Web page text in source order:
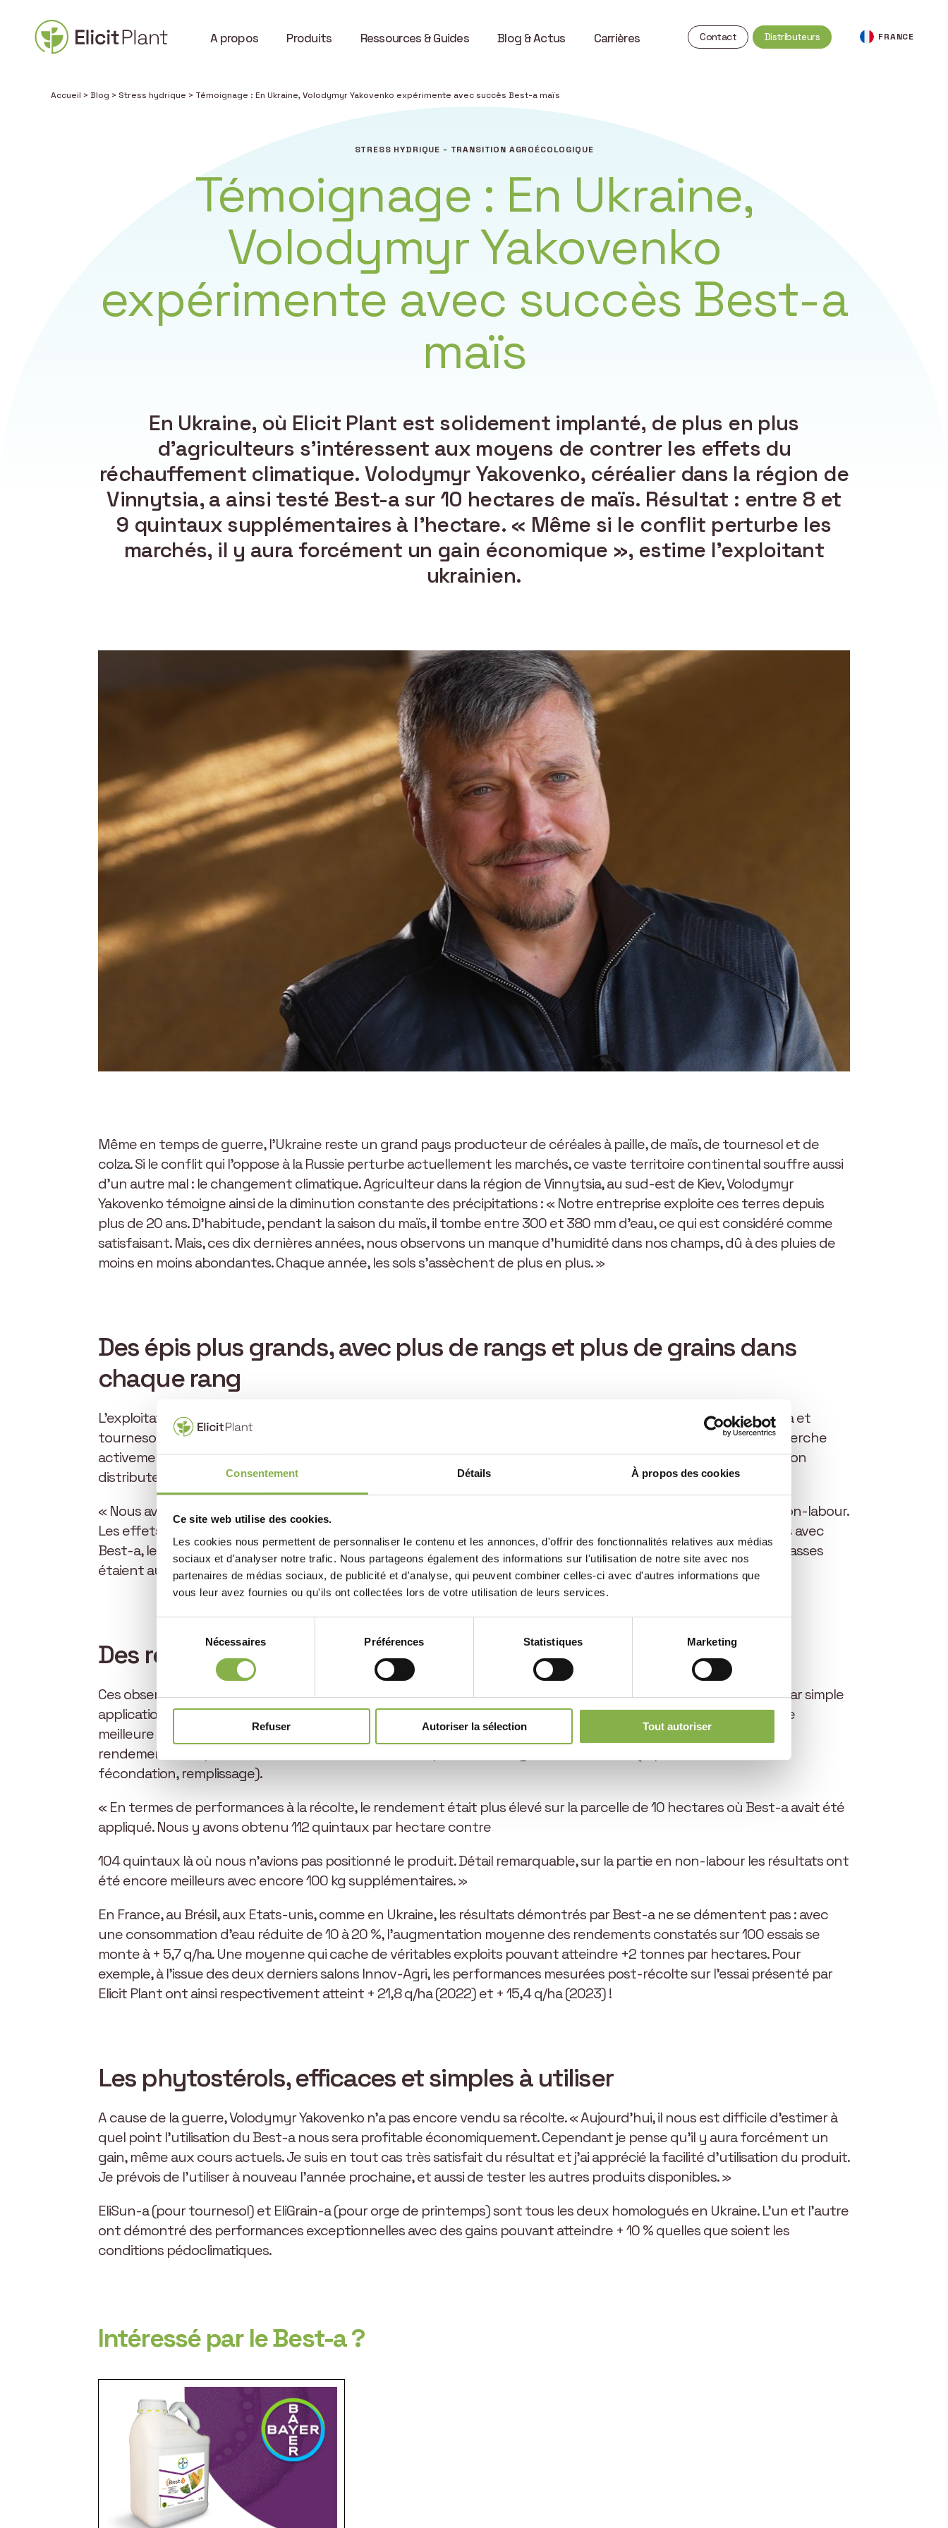
Consentement Détails À propos des cookies
Ce site web utilise des cookies.
Les cookies nous permettent de personnaliser le contenu et les annonces, d'offrir des fonctionnalités relatives aux médias
sociaux et d'analyser notre trafic. Nous partageons également des informations sur l'utilisation de notre site avec nos
partenaires de médias sociaux, de publicité et d'analyse, qui peuvent combiner celles-ci avec d'autres informations que
vous leur avez fournies ou qu'ils ont collectées lors de votre utilisation de leurs services.
consentement
Nécessaires Préférences Statistiques Marketing
Refuser Autoriser la sélection Tout autoriser
A propos Produits Ressources & Guides Blog & Actus Carrières Contact Distributeurs FRANCE
Accueil > Blog > Stress hydrique > Témoignage : En Ukraine, Volodymyr Yakovenko expérimente avec succès Best-a maïs
STRESS HYDRIQUE - TRANSITION AGROÉCOLOGIQUE
Témoignage : En Ukraine,
Volodymyr Yakovenko
expérimente avec succès Best-a
maïs
En Ukraine, où Elicit Plant est solidement implanté, de plus en plus
d’agriculteurs s’intéressent aux moyens de contrer les effets du
réchauffement climatique. Volodymyr Yakovenko, céréalier dans la région de
Vinnytsia, a ainsi testé Best-a sur 10 hectares de maïs. Résultat : entre 8 et
9 quintaux supplémentaires à l’hectare. « Même si le conflit perturbe les
marchés, il y aura forcément un gain économique », estime l’exploitant
ukrainien.
Même en temps de guerre, l’Ukraine reste un grand pays producteur de céréales à paille, de maïs, de tournesol et de
colza. Si le conflit qui l’oppose à la Russie perturbe actuellement les marchés, ce vaste territoire continental souffre aussi
d’un autre mal : le changement climatique. Agriculteur dans la région de Vinnytsia, au sud-est de Kiev, Volodymyr
Yakovenko témoigne ainsi de la diminution constante des précipitations : « Notre entreprise exploite ces terres depuis
plus de 20 ans. D’habitude, pendant la saison du maïs, il tombe entre 300 et 380 mm d’eau, ce qui est considéré comme
satisfaisant. Mais, ces dix dernières années, nous observons un manque d’humidité dans nos champs, dû à des pluies de
moins en moins abondantes. Chaque année, les sols s’assèchent de plus en plus. »
Des épis plus grands, avec plus de rangs et plus de grains dans
chaque rang
L’exploitation de Volodymyr Yakovenko est vaste : 1 500 hectares, principalement cultivés en maïs, céréales, colza et
tournesol. Malgré la bonne qualité des sols, la sécheresse impacte les rendements et Volodymyr Yakovenko recherche
activement une solution pour limiter les effets du stress hydrique et sécuriser ses résultats. Sur les conseils de son
distributeur, le céréalier teste Best-a maïs pour la première fois en 2023. Le produit est appliqué sur 10 hectares.
« Nous avons expérimenté Best-a maïs sur une parcelle travaillée d’une part en labour classique, de l’autre en non-labour.
Les effets pendant le cycle de croissance des plantes se sont vite révélés intéressants. Sur les surfaces traitées avec
Best-a, les épis étaient plus grands, avec plus de rangs et plus de grains dans chaque rang. Les feuilles les plus basses
étaient aussi beaucoup plus vertes que celles des maïs non traités. »
Des résultats encore meilleurs en non-labour
Ces observations sont caractéristiques de l’effet des phytostérols, qui constituent le principe actif du Best-a. Par simple
application foliaire, ces molécules naturelles permettent aux plantes de modifier leur physiologie en faveur d’une
meilleure adaptation au stress hydrique. La masse végétative de la culture se maintient et les composantes du
rendement sont préservées durant tous les stades importants du cycle de croissance (implantation, floraison,
fécondation, remplissage).
« En termes de performances à la récolte, le rendement était plus élevé sur la parcelle de 10 hectares où Best-a avait été
appliqué. Nous y avons obtenu 112 quintaux par hectare contre
104 quintaux là où nous n’avions pas positionné le produit. Détail remarquable, sur la partie en non-labour les résultats ont
été encore meilleurs avec encore 100 kg supplémentaires. »
En France, au Brésil, aux Etats-unis, comme en Ukraine, les résultats démontrés par Best-a ne se démentent pas : avec
une consommation d’eau réduite de 10 à 20 %, l’augmentation moyenne des rendements constatés sur 100 essais se
monte à + 5,7 q/ha. Une moyenne qui cache de véritables exploits pouvant atteindre +2 tonnes par hectares. Pour
exemple, à l’issue des deux derniers salons Innov-Agri, les performances mesurées post-récolte sur l’essai présenté par
Elicit Plant ont ainsi respectivement atteint + 21,8 q/ha (2022) et + 15,4 q/ha (2023) !
Les phytostérols, efficaces et simples à utiliser
A cause de la guerre, Volodymyr Yakovenko n’a pas encore vendu sa récolte. « Aujourd’hui, il nous est difficile d’estimer à
quel point l’utilisation du Best-a nous sera profitable économiquement. Cependant je pense qu’il y aura forcément un
gain, même aux cours actuels. Je suis en tout cas très satisfait du résultat et j’ai apprécié la facilité d’utilisation du produit.
Je prévois de l’utiliser à nouveau l’année prochaine, et aussi de tester les autres produits disponibles. »
EliSun-a (pour tournesol) et EliGrain-a (pour orge de printemps) sont tous les deux homologués en Ukraine. L’un et l’autre
ont démontré des performances exceptionnelles avec des gains pouvant atteindre + 10 % quelles que soient les
conditions pédoclimatiques.
Intéressé par le Best-a ?